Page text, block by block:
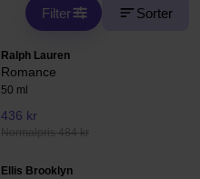
Filter Sorter
Ralph Lauren
Romance
50 ml
436 kr
Normalpris 484 kr
Ellis Brooklyn